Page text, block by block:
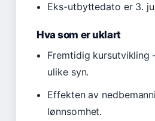
Eks-utbyttedato er 3.
Hva som er uklart
Fremtidig kursutvikling
ulike syn.
Effekten av
lønnsomhet.